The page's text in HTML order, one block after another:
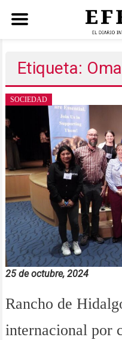
contenidoEtiqueta:
SOCIEDAD
25 de octubre, 2024
Rancho de
internacional por